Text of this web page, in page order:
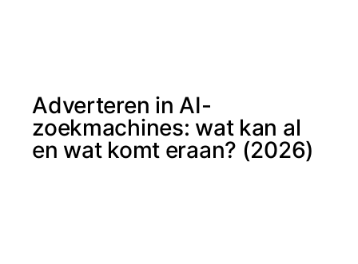
Adverteren in AI-
zoekmachines: wat kan al
en wat komt eraan? (2026)